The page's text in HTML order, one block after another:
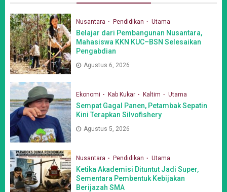
Nusantara Pendidikan Utama
Belajar dari Pembangunan Nusantara,
Mahasiswa KKN KUC–BSN Selesaikan
Pengabdian
Agustus 6, 2026
Ekonomi Kab Kukar Kaltim Utama
Sempat Gagal Panen, Petambak Sepatin
Kini Terapkan Silvofishery
Agustus 5, 2026
Nusantara Pendidikan Utama
Ketika Akademisi Dituntut Jadi Super,
Sementara Pembentuk Kebijakan
Berijazah SMA